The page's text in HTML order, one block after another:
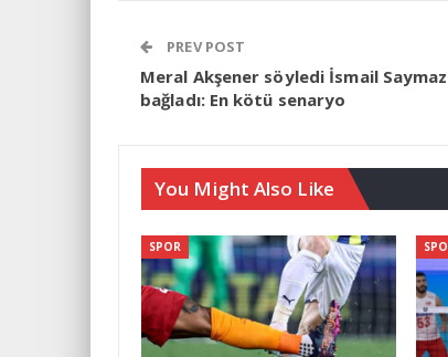
PREV POST
Meral Akşener söyledi İsmail
bağladı: En kötü senaryo
You Might Also Like
SPOR